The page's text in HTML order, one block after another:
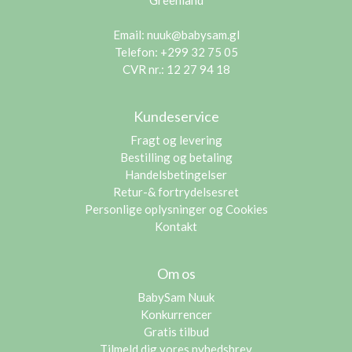
Email: nuuk@babysam.gl
Telefon: +299 32 75 05
CVR nr.: 12 27 94 18
Kundeservice
Fragt og levering
Bestilling og betaling
Handelsbetingelser
Retur-& fortrydelsesret
Personlige oplysninger og Cookies
Kontakt
Om os
BabySam Nuuk
Konkurrencer
Gratis tilbud
Tilmeld dig vores nyhedsbrev